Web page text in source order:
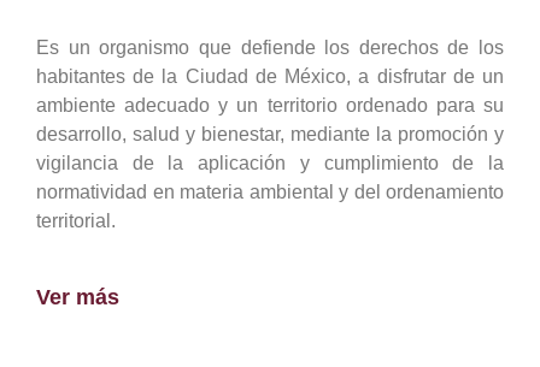
Es un organismo que defiende los derechos de los
habitantes de la Ciudad de México, a disfrutar de un
ambiente adecuado y un territorio ordenado para su
desarrollo, salud y bienestar, mediante la promoción y
vigilancia de la aplicación y cumplimiento de la
normatividad en materia ambiental y del ordenamiento
territorial.
Ver más